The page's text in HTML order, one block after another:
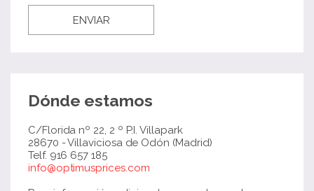
ENVIAR
Dónde estamos
C/Florida nº 22, 2 º P.I. Villapark
28670 - Villaviciosa de Odón (Madrid)
Telf. 916 657 185
info@optimusprices.com